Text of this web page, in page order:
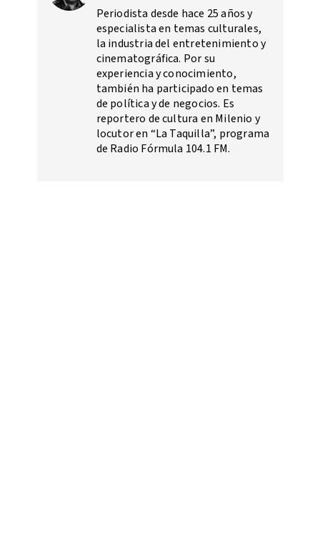
Periodista desde hace 25 años y
especialista en temas culturales,
la industria del entretenimiento y
cinematográfica. Por su
experiencia y conocimiento,
también ha participado en temas
de política y de negocios. Es
reportero de cultura en Milenio y
locutor en “La Taquilla”, programa
de Radio Fórmula 104.1 FM.